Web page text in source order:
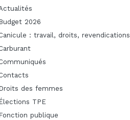
2026
: travail, droits, revendications
des femmes
TPE
publique